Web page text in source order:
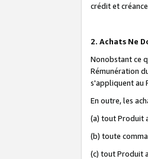
crédit et
2. Achats Ne
Nonobstant ce
Rémunération
s'appliquent au
En outre, les
(a) tout Produit
(b) toute
(c) tout Produit